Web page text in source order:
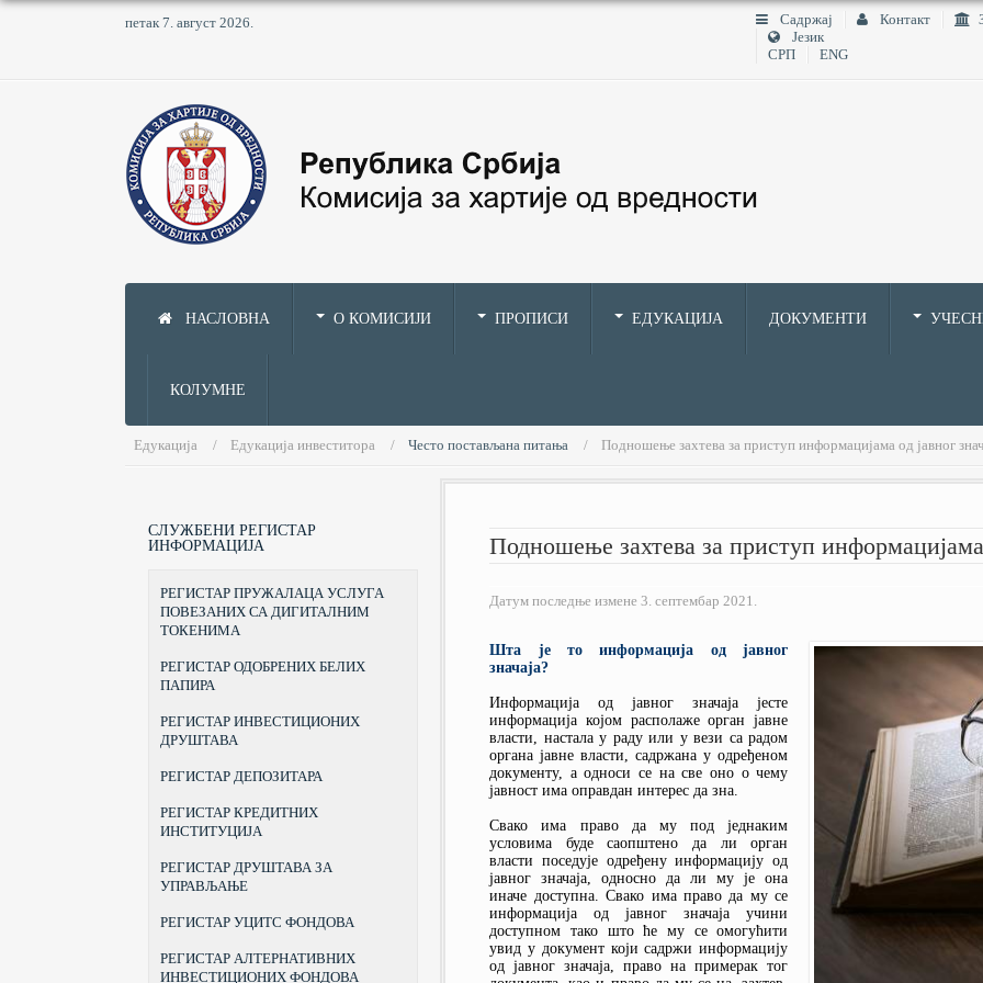
петак 7. август 2026. Садржај Контакт
Језик
СРП
ENG
НАСЛОВНА О КОМИСИЈИ
ОРГАНИЗАЦИЈА
КОМИСИЈЕ
САЗИВИ
ИСТОРИЈАТ
АДРЕСА И КОНТАКТИ
ПРАВИЛНИК О ПОСЛОВНОМ
ПОНАШАЊУ
СВИ АКТИ
ПРОПИСИ
ПОДЗАКОНСКА АКТА
ОБРАСЦИ
ЈАВНЕ ОПОМЕНЕ
СТАВОВИ
ЕДУКАЦИЈА
КУРС ЗА СТИЦАЊЕ ЗВАЊА
КУРС ЗА СТИЦАЊЕ ЗВАЊА
ИНВЕСТИЦИОНОГ САВЕТНИКА
ПРИЗНАВАЊЕ СТРАНЕ ШКОЛСКЕ
ПРАВИЛНИК О СТИЦАЊУ ЗВАЊА
И ДАВАЊУ ДОЗВОЛЕ ЗА
ИНВЕСТИЦИОНОГ САВЕТНИКА И
ПОРТФОЛИО МЕНАЏЕРА
КАКО ИЗБЕЋИ ПРЕВАРЕ?
ПРЕДСТАВКЕ
ДОКУМЕНТИ
ЦЕНТРАЛНИ РЕГИСТАР ХАРТИЈА
ОД ВРЕДНОСТИ
ДРУШТВА ЗА УПРАВЉАЊЕ
ИНВЕСТИЦИОНИМ ФОНДОВИМА
КОЛУМНЕ
Едукација Едукација инвеститора Често постављана питања Подношење захтева за приступ информацијама од јавног
Подношење захтева за приступ информацијама
Датум последње измене 3. септембар 2021.
Шта је то информација од јавног
значаја?
Информација од јавног значаја јесте
информација којом располаже орган јавне
власти, настала у раду или у вези са радом
органа јавне власти, садржана у одређеном
документу, а односи се на све оно о чему
јавност има оправдан интерес да зна.
Свако има право да му под једнаким
условима буде саопштено да ли орган
власти поседује одређену информацију од
јавног значаја, односно да ли му је она
иначе доступна. Свако има право да му се
информација од јавног значаја учини
доступном тако што ће му се омогућити
увид у документ који садржи информацију
од јавног значаја, право на примерак тог
СЛУЖБЕНИ РЕГИСТАР
ИНФОРМАЦИЈА
РЕГИСТАР ПРУЖАЛАЦА УСЛУГА
ПОВЕЗАНИХ СА ДИГИТАЛНИМ
ТОКЕНИМА
РЕГИСТАР ОДОБРЕНИХ БЕЛИХ
ПАПИРА
РЕГИСТАР ИНВЕСТИЦИОНИХ
ДРУШТАВА
РЕГИСТАР ДЕПОЗИТАРА
РЕГИСТАР КРЕДИТНИХ
ИНСТИТУЦИЈА
РЕГИСТАР ДРУШТАВА ЗА
УПРАВЉАЊЕ
РЕГИСТАР УЦИТС ФОНДОВА
РЕГИСТАР АЛТЕРНАТИВНИХ
ИНВЕСТИЦИОНИХ ФОНДОВА